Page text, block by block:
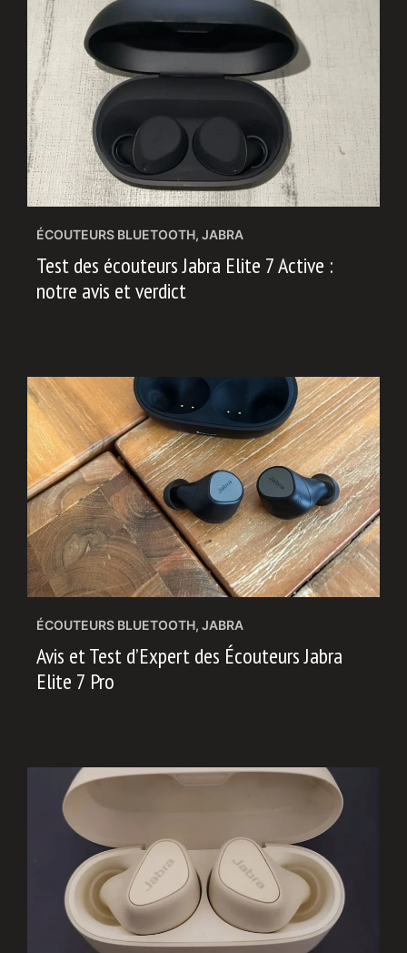
ÉCOUTEURS BLUETOOTH, JABRA
Test des écouteurs Jabra Elite 7 Active :
notre avis et verdict
ÉCOUTEURS BLUETOOTH, JABRA
Avis et Test d’Expert des Écouteurs Jabra
Elite 7 Pro